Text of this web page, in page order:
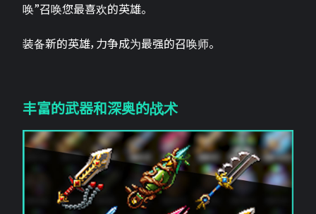
唤”召唤您最喜欢的英雄。
装备新的英雄，力争成为最强的召唤师。
丰富的武器和深奥的战术